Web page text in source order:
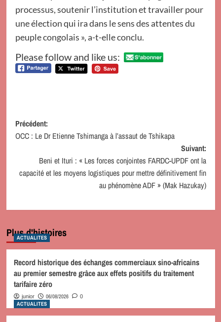
processus, soutenir l’institution et travailler pour
une élection qui ira dans le sens des attentes du
peuple congolais », a-t-elle conclu.
Please follow and like us:
Navigation
d’article
Précédent:
OCC : Le Dr Etienne Tshimanga à l’assaut de Tshikapa
Suivant:
Beni et Ituri : « Les forces conjointes FARDC-UPDF ont la
capacité et les moyens logistiques pour mettre définitivement fin
au phénomène ADF » (Mak Hazukay)
Plus d'histoires
ACTUALITES
Record historique des échanges commerciaux sino-africains
au premier semestre grâce aux effets positifs du traitement
tarifaire zéro
junior 06/08/2026 0
ACTUALITES